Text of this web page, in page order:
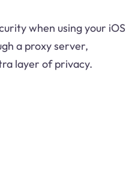
when using your iOS
a proxy server,
layer of privacy.